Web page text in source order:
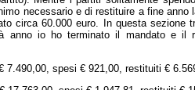
necessario e di restituire a fine
circa 60.000 euro. In questa sezione
anno io ho terminato il mandato e il
7.490,00, spesi € 921,00, restituiti €